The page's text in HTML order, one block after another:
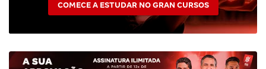
COMECE A ESTUDAR NO GRAN CURSOS